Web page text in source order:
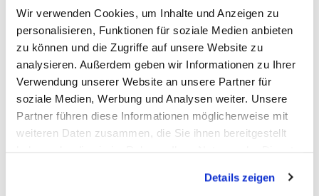
Wir verwenden Cookies, um Inhalte und Anzeigen zu
personalisieren, Funktionen für soziale Medien anbieten
zu können und die Zugriffe auf unsere Website zu
analysieren. Außerdem geben wir Informationen zu Ihrer
Verwendung unserer Website an unsere Partner für
soziale Medien, Werbung und Analysen weiter. Unsere
Partner führen diese Informationen möglicherweise mit
weiteren Daten zusammen, die Sie ihnen bereitgestellt
Details zeigen
Angelikawurzel, Meerrettichwurzel, Schlehendornblüten,
Wacholderbeeren
Analytische Bestandteile und Gehalte
Rohfaser: 21.6%
Rohprotein: 12.0%
Rohfett: 4.4%